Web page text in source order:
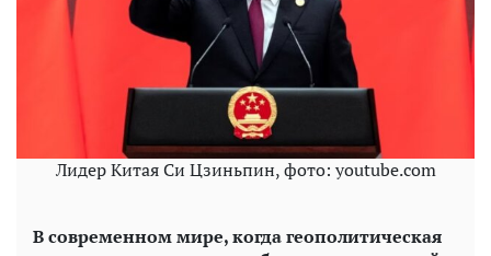
Лидер Китая Си Цзиньпин, фото: youtube.com
В современном мире, когда геополитическая